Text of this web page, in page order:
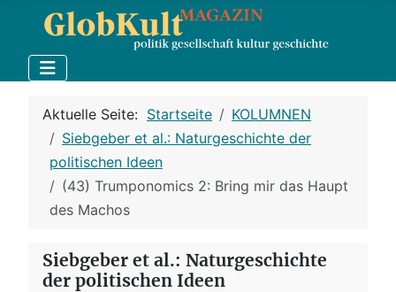
Aktuelle Seite: Startseite
KOLUMNEN
Siebgeber et al.: Naturgeschichte der
politischen Ideen
(43) Trumponomics 2: Bring mir das Haupt
des Machos
Siebgeber et al.: Naturgeschichte
der politischen Ideen